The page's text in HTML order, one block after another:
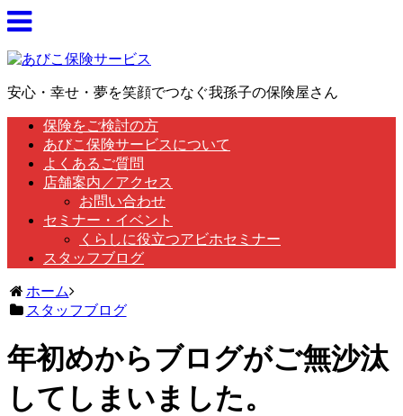
安心・幸せ・夢を笑顔でつなぐ我孫子の保険屋さん
保険をご検討の方
あびこ保険サービスについて
よくあるご質問
店舗案内／アクセス
お問い合わせ
セミナー・イベント
くらしに役立つアビホセミナー
スタッフブログ
ホーム
スタッフブログ
年初めからブログがご無沙汰
してしまいました。